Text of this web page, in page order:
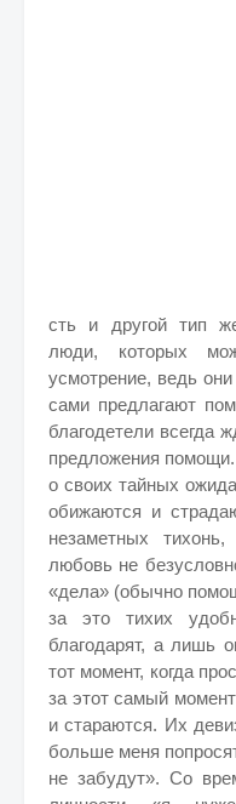
сть и другой тип
люди, которых
усмотрение, ведь
сами предлагают
благодетели всегда
предложения
о своих тайных
обижаются и
незаметных
любовь не
«дела» (обычно
за это тихих
благодарят, а лишь
тот момент, когда
за этот самый
и стараются. Их
больше меня
не забудут». Со